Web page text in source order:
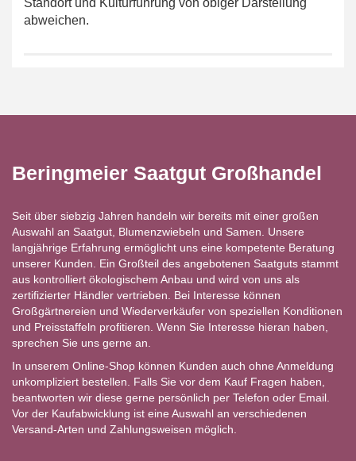
Standort und Kulturführung von obiger Darstellung
abweichen.
Beringmeier Saatgut Großhandel
Seit über siebzig Jahren handeln wir bereits mit einer großen
Auswahl an Saatgut, Blumenzwiebeln und Samen. Unsere
langjährige Erfahrung ermöglicht uns eine kompetente Beratung
unserer Kunden. Ein Großteil des angebotenen Saatguts stammt
aus kontrolliert ökologischem Anbau und wird von uns als
zertifizierter Händler vertrieben. Bei Interesse können
Großgärtnereien und Wiederverkäufer von speziellen Konditionen
und Preisstaffeln profitieren. Wenn Sie Interesse hieran haben,
sprechen Sie uns gerne an.
In unserem Online-Shop können Kunden auch ohne Anmeldung
unkompliziert bestellen. Falls Sie vor dem Kauf Fragen haben,
beantworten wir diese gerne persönlich per Telefon oder Email.
Vor der Kaufabwicklung ist eine Auswahl an verschiedenen
Versand-Arten und Zahlungsweisen möglich.